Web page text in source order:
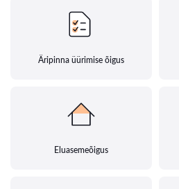
Äripinna üürimise õigus
Eluasemeõigus